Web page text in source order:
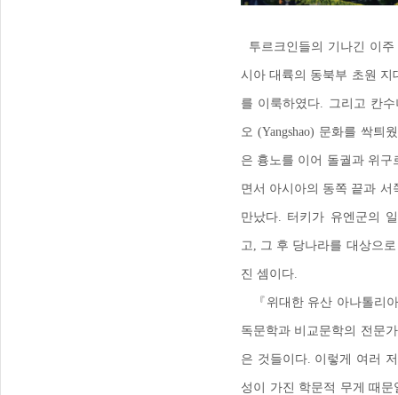
투르크인들의 기나긴 이
시아 대륙의 동북부 초원
를 이룩하였다. 그리고 칸
오 (Yangshao) 문화를 싹틔
은 흉노를 이어 돌궐과 위구
면서 아시아의 동쪽 끝과
만났다. 터키가 유엔군의
고, 그 후 당나라를 대상으
진 셈이다.
『 위대한 유산 아나톨리
독문학과 비교문학의 전문
은 것들이다. 이렇게 여러
성이 가진 학문적 무게 때문